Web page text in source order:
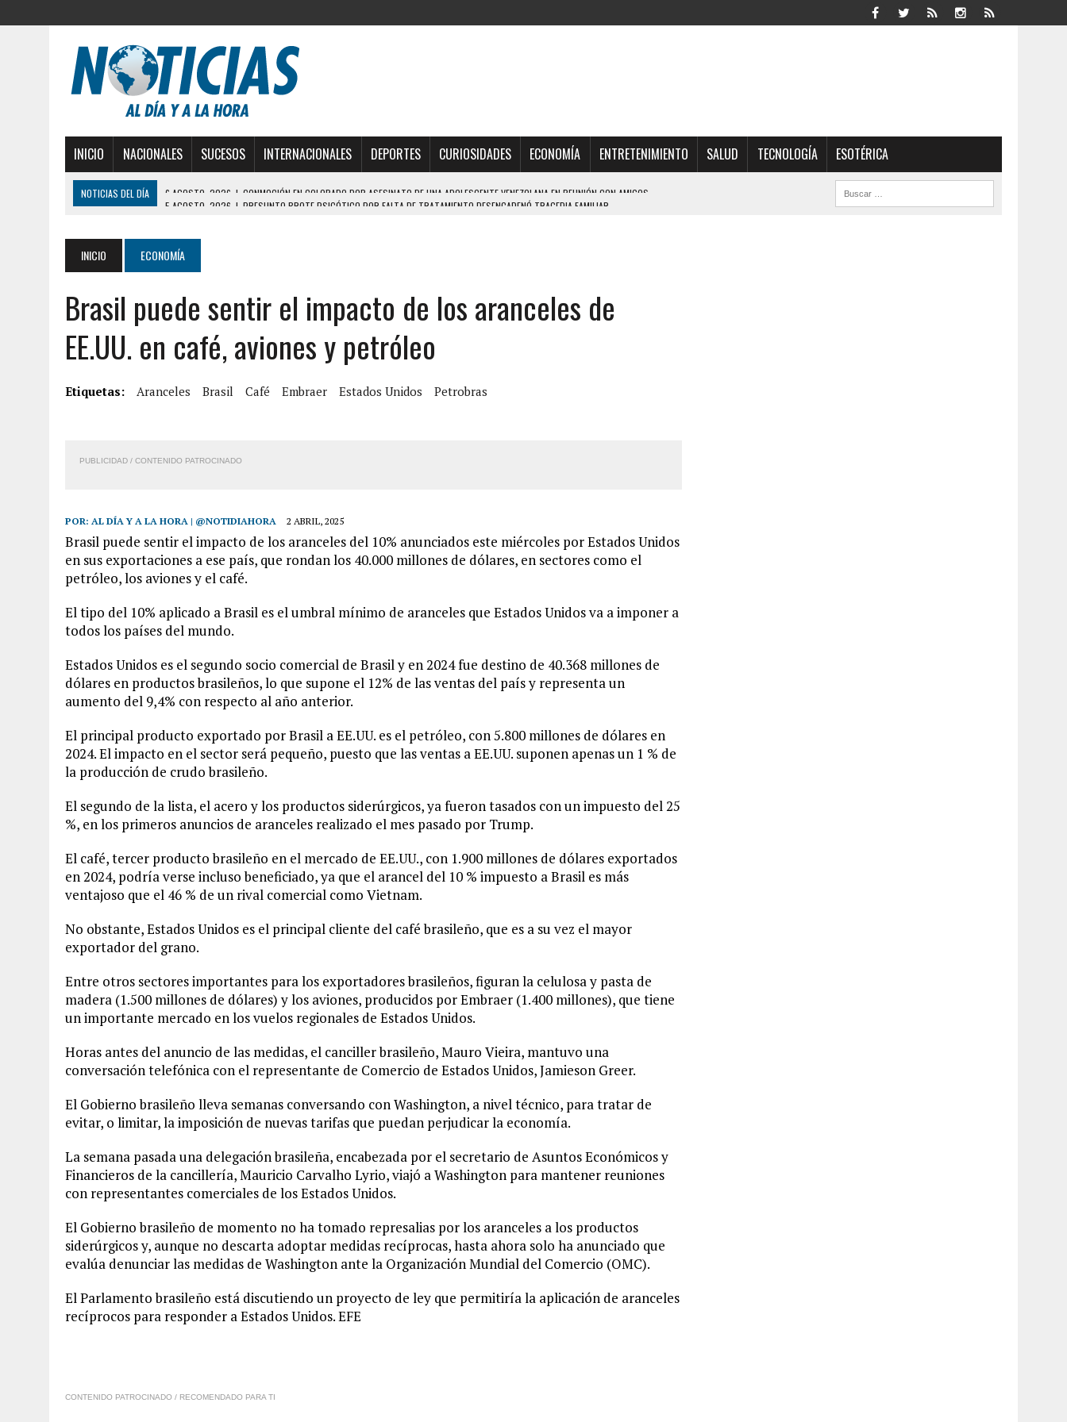
INICIO NACIONALES SUCESOS INTERNACIONALES DEPORTES CURIOSIDADES ECONOMÍA ENTRETENIMIENTO SALUD TECNOLOGÍA ESOTÉRICA
NOTICIAS DEL DÍA 5 AGOSTO, 2026 | PRESUNTO BROTE PSICÓTICO POR FALTA DE TRATAMIENTO DESENCADENÓ TRAGEDIA FAMILIAR
LA INCREÍBLE FORMA EN LA QUE SOBREVIVIÓ UN HOMBRE Y SU FAMILIA TRAS LOS TERREMOTOS: CAYERON DESDE EL PISO NUEVE DEL
EDIFICIO PETUNIA
3 AGOSTO, 2026
YARACUY: INTENTÓ DESCONECTAR SU NEVERA MIENTRAS LA CASA SE INUNDABA
2 AGOSTO, 2026 | AYUDABA A PERSONAS EN SITUACIÓN DE CALLE Y MURIÓ A MANOS DE VARIOS DE ELLOS EN MATURÍN
7 AGOSTO, 2026
YARACUY: ASESINARON DOS HOMBRES EL MISMO DÍA EN SECTORES VECINOS
6 AGOSTO, 2026
6 AGOSTO, 2026 | CONMOCIÓN EN COLORADO POR ASESINATO DE UNA ADOLESCENTE VENEZOLANA EN REUNIÓN CON AMIGOS
INICIO ECONOMÍA
Brasil puede sentir el impacto de los aranceles de
EE.UU. en café, aviones y petróleo
Etiquetas: Aranceles Brasil Café Embraer Estados Unidos Petrobras
PUBLICIDAD / CONTENIDO PATROCINADO
POR: AL DÍA Y A LA HORA | @NOTIDIAHORA 2 ABRIL, 2025
Brasil puede sentir el impacto de los aranceles del 10% anunciados este miércoles por Estados Unidos
en sus exportaciones a ese país, que rondan los 40.000 millones de dólares, en sectores como el
petróleo, los aviones y el café.
El tipo del 10% aplicado a Brasil es el umbral mínimo de aranceles que Estados Unidos va a imponer a
todos los países del mundo.
Estados Unidos es el segundo socio comercial de Brasil y en 2024 fue destino de 40.368 millones de
dólares en productos brasileños, lo que supone el 12% de las ventas del país y representa un
aumento del 9,4% con respecto al año anterior.
El principal producto exportado por Brasil a EE.UU. es el petróleo, con 5.800 millones de dólares en
2024. El impacto en el sector será pequeño, puesto que las ventas a EE.UU. suponen apenas un 1 % de
la producción de crudo brasileño.
El segundo de la lista, el acero y los productos siderúrgicos, ya fueron tasados con un impuesto del 25
%, en los primeros anuncios de aranceles realizado el mes pasado por Trump.
El café, tercer producto brasileño en el mercado de EE.UU., con 1.900 millones de dólares exportados
en 2024, podría verse incluso beneficiado, ya que el arancel del 10 % impuesto a Brasil es más
ventajoso que el 46 % de un rival comercial como Vietnam.
No obstante, Estados Unidos es el principal cliente del café brasileño, que es a su vez el mayor
exportador del grano.
Entre otros sectores importantes para los exportadores brasileños, figuran la celulosa y pasta de
madera (1.500 millones de dólares) y los aviones, producidos por Embraer (1.400 millones), que tiene
un importante mercado en los vuelos regionales de Estados Unidos.
Horas antes del anuncio de las medidas, el canciller brasileño, Mauro Vieira, mantuvo una
conversación telefónica con el representante de Comercio de Estados Unidos, Jamieson Greer.
El Gobierno brasileño lleva semanas conversando con Washington, a nivel técnico, para tratar de
evitar, o limitar, la imposición de nuevas tarifas que puedan perjudicar la economía.
La semana pasada una delegación brasileña, encabezada por el secretario de Asuntos Económicos y
Financieros de la cancillería, Mauricio Carvalho Lyrio, viajó a Washington para mantener reuniones
con representantes comerciales de los Estados Unidos.
El Gobierno brasileño de momento no ha tomado represalias por los aranceles a los productos
siderúrgicos y, aunque no descarta adoptar medidas recíprocas, hasta ahora solo ha anunciado que
evalúa denunciar las medidas de Washington ante la Organización Mundial del Comercio (OMC).
El Parlamento brasileño está discutiendo un proyecto de ley que permitiría la aplicación de aranceles
recíprocos para responder a Estados Unidos. EFE
CONTENIDO PATROCINADO / RECOMENDADO PARA TI